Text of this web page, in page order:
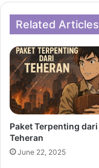
Related Articles
Paket Terpenting dari
Teheran
June 22, 2025